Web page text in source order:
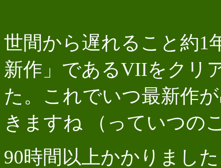
世間から遅れること約1
新作」であるVIIをクリ
た。これでいつ最新作
きますね （っていつの
90時間以上かかりまし